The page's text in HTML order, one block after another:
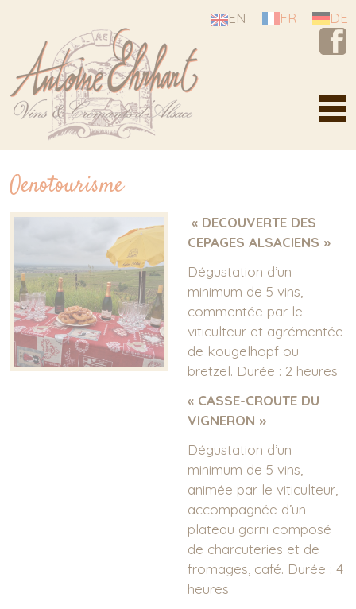
EN FR DE
Our know-how
From the vineyards...
Alsace, a diamond mine
Our vineyards
Our terroirs
... to the wines
Our wine ranges
E-shop
News
Contact
Picture gallery
Oenotourisme
« DECOUVERTE DES
CEPAGES ALSACIENS »
Dégustation d’un
minimum de 5 vins,
commentée par le
viticulteur et agrémentée
de kougelhopf ou
bretzel. Durée : 2 heures
« CASSE-CROUTE DU
VIGNERON »
Dégustation d’un
minimum de 5 vins,
animée par le viticulteur,
accompagnée d’un
plateau garni composé
de charcuteries et de
fromages, café. Durée : 4
heures